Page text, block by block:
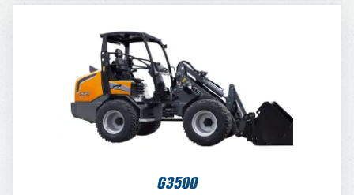
G3500
125,-
100,-
TARIF MENSUEL
75,-